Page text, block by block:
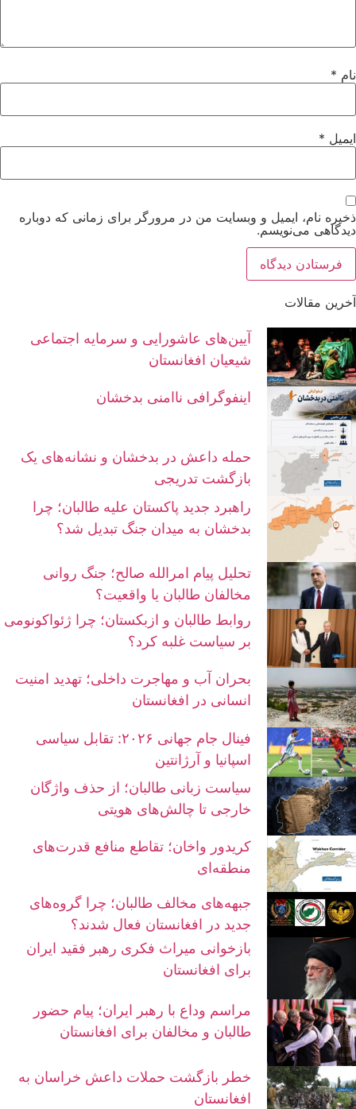
نام *
ایمیل *
ذخیره نام، ایمیل و وبسایت من در مرورگر برای زمانی که دوباره
دیدگاهی می‌نویسم.
آخرین مقالات
آیین‌های عاشورایی و سرمایه اجتماعی
شیعیان افغانستان
اینفوگرافی ناامنی بدخشان
حمله داعش در بدخشان و نشانه‌های یک
بازگشت تدریجی
راهبرد جدید پاکستان علیه طالبان؛ چرا
بدخشان به میدان جنگ تبدیل شد؟
تحلیل پیام امرالله صالح؛ جنگ روانی
مخالفان طالبان یا واقعیت؟
روابط طالبان و ازبکستان؛ چرا ژئواکونومی
بر سیاست غلبه کرد؟
بحران آب و مهاجرت داخلی؛ تهدید امنیت
انسانی در افغانستان
فینال جام جهانی ۲۰۲۶: تقابل سیاسی
اسپانیا و آرژانتین
سیاست زبانی طالبان؛ از حذف واژگان
خارجی تا چالش‌های هویتی
کریدور واخان؛ تقاطع منافع قدرت‌های
منطقه‌ای
جبهه‌های مخالف طالبان؛ چرا گروه‌های
جدید در افغانستان فعال شدند؟
بازخوانی میراث فکری رهبر فقید ایران
برای افغانستان
مراسم وداع با رهبر ایران؛ پیام حضور
طالبان و مخالفان برای افغانستان
خطر بازگشت حملات داعش خراسان به
افغانستان